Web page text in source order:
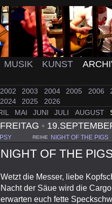
MUSIK KUNST
2002 2003 2004 2005 2006
2024 2025
2026
MAI JUNI JULI AUGUST
FREITAG •
PSY REIHE NIGHT OF THE PIGS
NIGHT OF THE
Wetzt die Messer, liebe
Nacht der Säue wird die
erwarten euch fette